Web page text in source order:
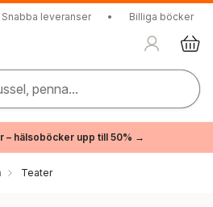
Snabba leveranser • Billiga böcker
penna...
– hälsoböcker upp till 50% →
Teater